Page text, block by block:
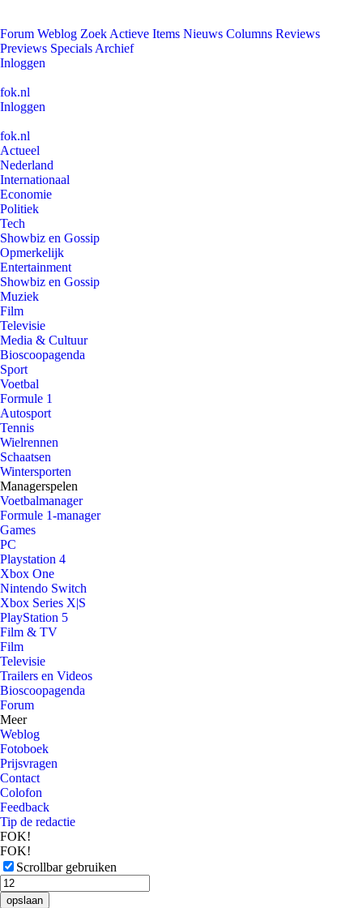
Forum Weblog Zoek Actieve Items Nieuws Columns Reviews
Previews Specials Archief
Inloggen
fok.nl
Inloggen
fok.nl
Actueel
Nederland
Internationaal
Economie
Politiek
Tech
Showbiz en Gossip
Opmerkelijk
Entertainment
Showbiz en Gossip
Muziek
Film
Televisie
Media & Cultuur
Bioscoopagenda
Sport
Voetbal
Formule 1
Autosport
Tennis
Wielrennen
Schaatsen
Wintersporten
Managerspelen
Voetbalmanager
Formule 1-manager
Games
PC
Playstation 4
Xbox One
Nintendo Switch
Xbox Series X|S
PlayStation 5
Film & TV
Film
Televisie
Trailers en Videos
Bioscoopagenda
Forum
Meer
Weblog
Fotoboek
Prijsvragen
Contact
Colofon
Feedback
Tip de redactie
FOK!
FOK!
Scrollbar gebruiken
opslaan